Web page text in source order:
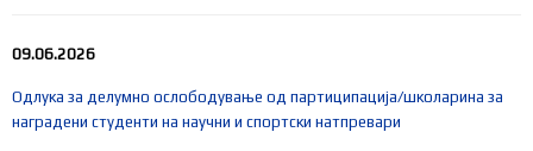
09.06.2026
Одлука за делумно ослободување од партиципација/школарина за
наградени студенти на научни и спортски натпревари